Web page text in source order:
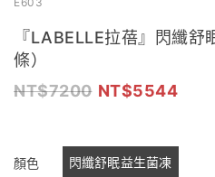
『LABELLE拉蓓』閃纖
條）
7200
5544
顏色 閃纖舒眠益生菌凍